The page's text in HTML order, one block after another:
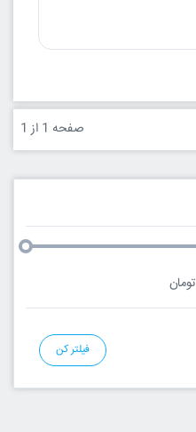
صفحه 1 از 1
تومان
فیلتر کن